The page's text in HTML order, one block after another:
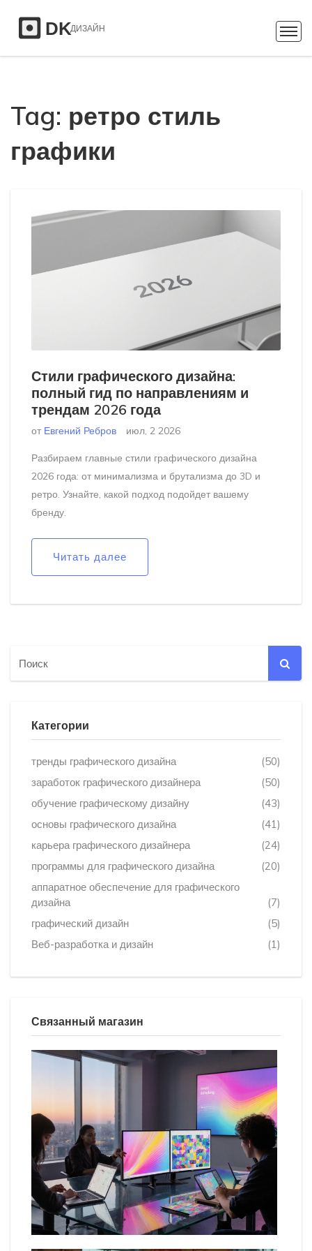
Tag: ретро стиль
графики
Стили графического дизайна:
полный гид по направлениям и
трендам 2026 года
от Евгений Ребров июл, 2 2026
Разбираем главные стили графического дизайна
2026 года: от минимализма и брутализма до 3D и
ретро. Узнайте, какой подход подойдет вашему
бренду.
Читать далее
Категории
тренды графического дизайна
(50)
заработок графического дизайнера
(50)
обучение графическому дизайну
(43)
основы графического дизайна
(41)
карьера графического дизайнера
(24)
программы для графического дизайна
(20)
аппаратное обеспечение для графического
дизайна
(7)
графический дизайн
(5)
Веб-разработка и дизайн
(1)
Связанный магазин